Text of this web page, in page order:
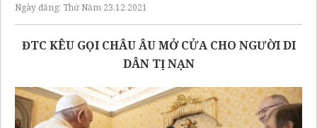
Ngày đăng: Thứ Năm 23.12.2021
ĐTC KÊU GỌI CHÂU ÂU MỞ CỬA CHO NGƯỜI DI
DÂN TỊ NẠN